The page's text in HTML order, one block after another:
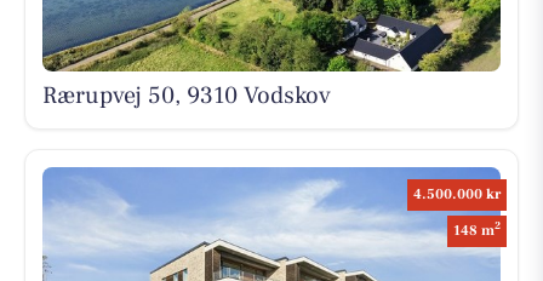
Rærupvej 50, 9310 Vodskov
4.500.000 kr
148 m2